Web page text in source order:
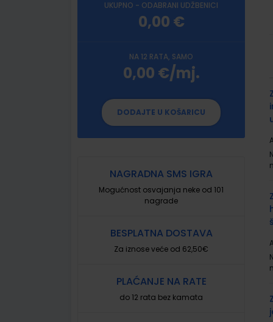
UKUPNO - ODABRANI UDŽBENICI
0,00 €
NA 12 RATA, SAMO
0,00 €/mj.
DODAJTE U KOŠARICU
NAGRADNA SMS IGRA
Mogućnost osvajanja neke od 101
nagrade
BESPLATNA DOSTAVA
Za iznose veće od 62,50€
PLAĆANJE NA RATE
do 12 rata bez kamata